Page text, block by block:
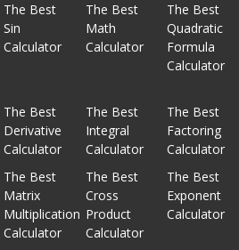
The Best
Sin
Calculator
The Best
Math
Calculator
The Best
Quadratic
Formula
Calculator
The Best
Derivative
Calculator
The Best
Integral
Calculator
The Best
Factoring
Calculator
The Best
Matrix
Multiplication
Calculator
The Best
Cross
Product
Calculator
The Best
Exponent
Calculator